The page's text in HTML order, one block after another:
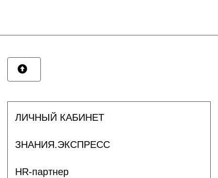
ЛИЧНЫЙ КАБИНЕТ
ЗНАНИЯ.ЭКСПРЕСС
HR-партнер